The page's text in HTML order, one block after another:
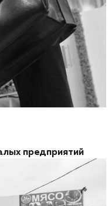
предприятий